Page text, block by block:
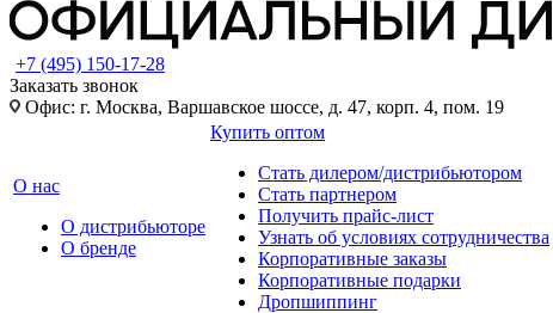
+7 (495) 150-17-28
Заказать звонок
Офис: г. Москва, Варшавское шоссе, д. 47, корп. 4, пом. 19
О нас
О дистрибьюторе
О бренде
Купить оптом
Стать дилером/дистрибьютором
Стать партнером
Получить прайс-лист
Узнать об условиях сотрудничества
Корпоративные заказы
Корпоративные подарки
Дропшиппинг